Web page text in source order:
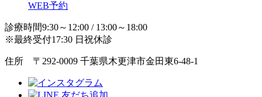
WEB予約
診療時間9:30～12:00 / 13:00～18:00
※最終受付17:30 日祝休診
住所 〒292-0009 千葉県木更津市金田東6-48-1